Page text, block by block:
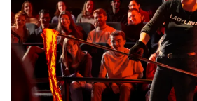
þráðinn til okkar í síma 587-